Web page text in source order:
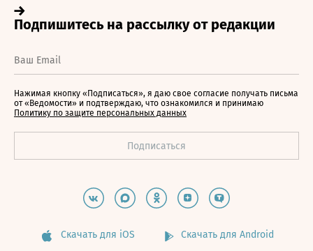
Нажимая кнопку «Подписаться», я даю свое согласие получать письма
от «Ведомости» и подтверждаю, что ознакомился и принимаю
Политику по защите персональных данных
Скачать для iOS Скачать для Android